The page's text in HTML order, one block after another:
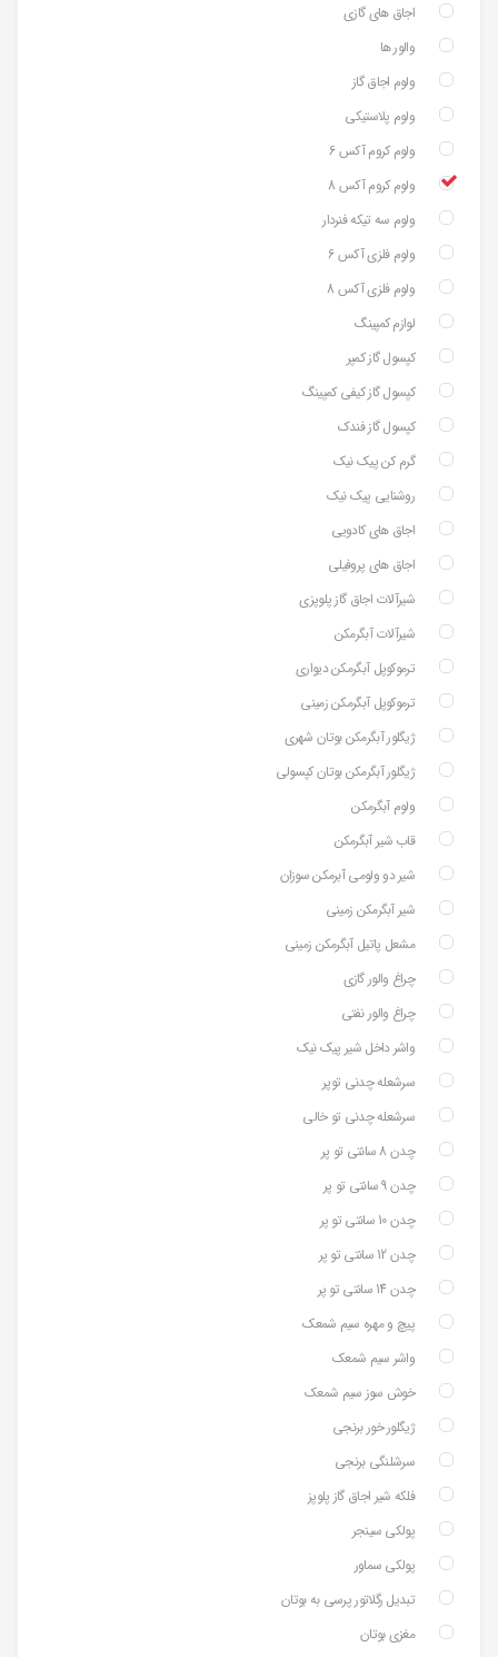
اجاق های گازی
والور ها
ولوم اجاق گاز
ولوم پلاستیکی
ولوم کروم آکس 6
ولوم کروم آکس 8
ولوم سه تیکه فنردار
ولوم فلزی آکس 6
ولوم فلزی آکس 8
لوازم کمپینگ
کپسول گاز کمپر
کپسول گاز کیفی کمپینگ
کپسول گاز فندک
گرم کن پیک نیک
روشنایی پیک نیک
اجاق های کادویی
اجاق های پروفیلی
شیرآلات اجاق گاز پلوپزی
شیرآلات آبگرمکن
ترموکوپل آبگرمکن دیواری
ترموکوپل آبگرمکن زمینی
ژیگلور آبگرمکن بوتان شهری
ژیگلور آبگرمکن بوتان کپسولی
ولوم آبگرمکن
قاب شیر آبگرمکن
شیر دو ولومی آبرمکن سوزان
شیر آبگرمکن زمینی
مشعل پاتیل آبگرمکن زمینی
چراغ والور گازی
چراغ والور نفتی
واشر داخل شیر پیک نیک
سرشعله چدنی توپر
سرشعله چدنی تو خالی
چدن 8 سانتی تو پر
چدن 9 سانتی تو پر
چدن 10 سانتی تو پر
چدن 12 سانتی تو پر
چدن 14 سانتی تو پر
پیچ و مهره سیم شمعک
واشر سیم شمعک
خوش سوز سیم شمعک
ژیگلور خور برنجی
سرشلنگی برنجی
فلکه شیر اجاق گاز پلوپز
پولکی سینجر
پولکی سماور
تبدیل رگلاتور پرسی به بوتان
مغزی بوتان